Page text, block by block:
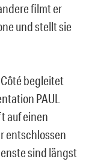
filmt er
und stellt sie
begleitet
PAUL
auf einen
entschlossen
sind längst